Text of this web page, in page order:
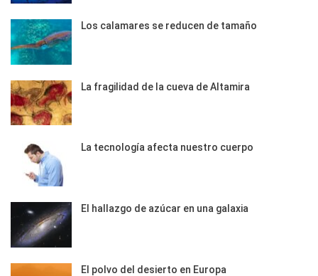
Los calamares se reducen de tamaño
La fragilidad de la cueva de Altamira
La tecnología afecta nuestro cuerpo
El hallazgo de azúcar en una galaxia
El polvo del desierto en Europa